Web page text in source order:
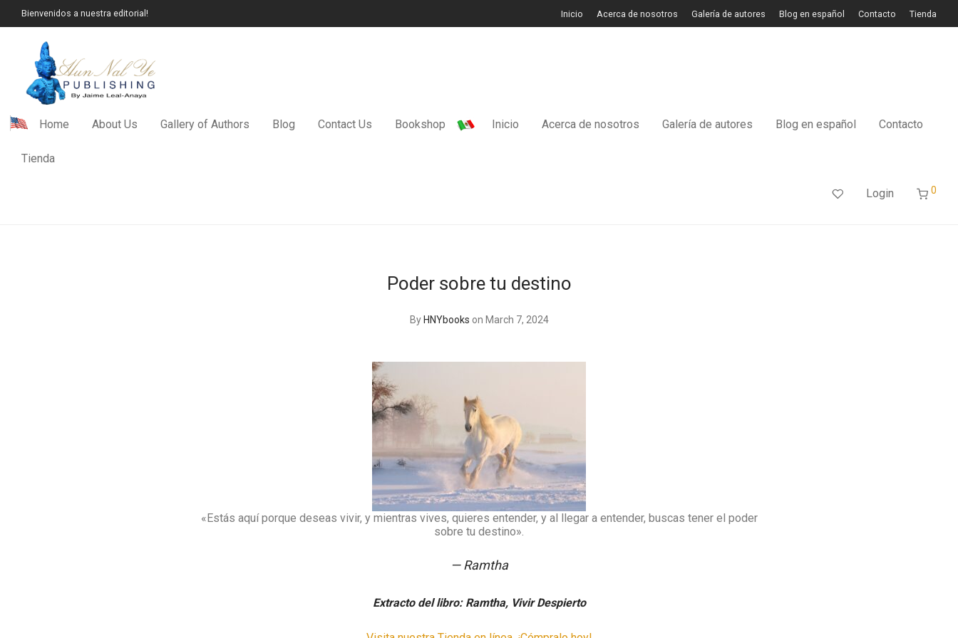
Bienvenidos a nuestra editorial! Inicio Acerca de nosotros Galería de autores Blog en español Contacto Tienda
Home About Us Gallery of Authors Blog Contact Us Bookshop Inicio Acerca de nosotros Galería de autores Blog en español Contacto
Tienda
Login 0
Poder sobre tu destino
By HNYbooks on March 7, 2024
«Estás aquí porque deseas vivir, y mientras vives, quieres entender, y al llegar a entender, buscas tener el poder
sobre tu destino».
— Ramtha
Extracto del libro: Ramtha, Vivir Despierto